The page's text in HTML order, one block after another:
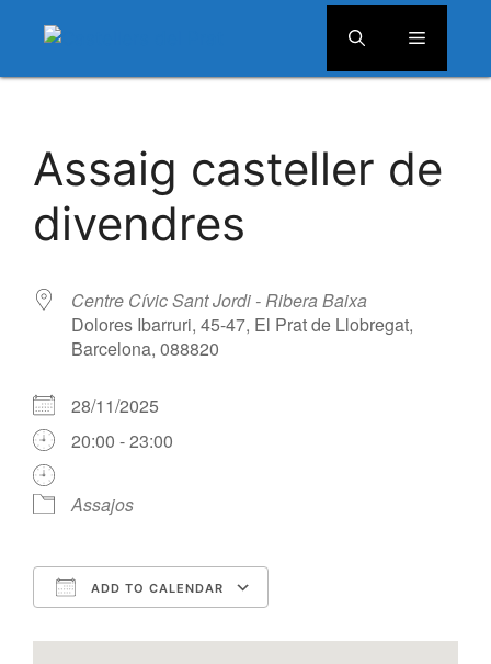
contingut
Menú
Assaig casteller de
divendres
Centre Cívic Sant Jordi - Ribera Baixa
Dolores Ibarruri, 45-47, El Prat de Llobregat,
Barcelona, 088820
28/11/2025
20:00 - 23:00
Assajos
ADD TO CALENDAR